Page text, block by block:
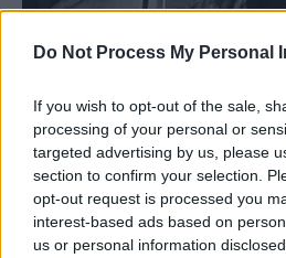
Do Not Process My Personal
If you wish to opt-out of the sale,
processing of your personal or
targeted advertising by us, please
section to confirm your selection.
opt-out request is processed you
interest-based ads based on
us or personal information